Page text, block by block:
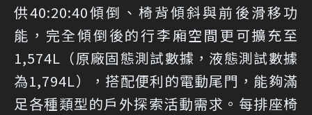
供40:20:40傾倒、椅背傾斜與前後滑移功
能，完全傾倒後的行李廂空間更可擴充至
1,574L（原廠固態測試數據，液態測試數據
為1,794L），搭配便利的電動尾門，能夠滿
足各種類型的戶外探索活動需求。每排座椅